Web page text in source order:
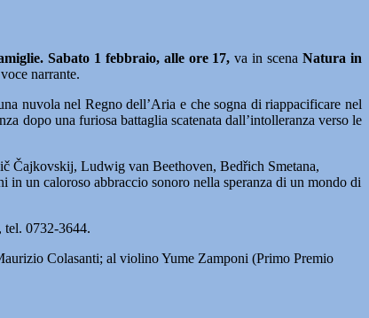
Sabato 1 febbraio, alle ore 17, va in scena Natura in
narrante.
nuvola nel Regno dell’Aria e che sogna di riappacificare nel
dopo una furiosa battaglia scatenata dall’intolleranza verso le
Čajkovskij, Ludwig van Beethoven, Bedřich Smetana,
un caloroso abbraccio sonoro nella speranza di un mondo di
tel. 0732-3644.
Colasanti; al violino Yume Zamponi (Primo Premio